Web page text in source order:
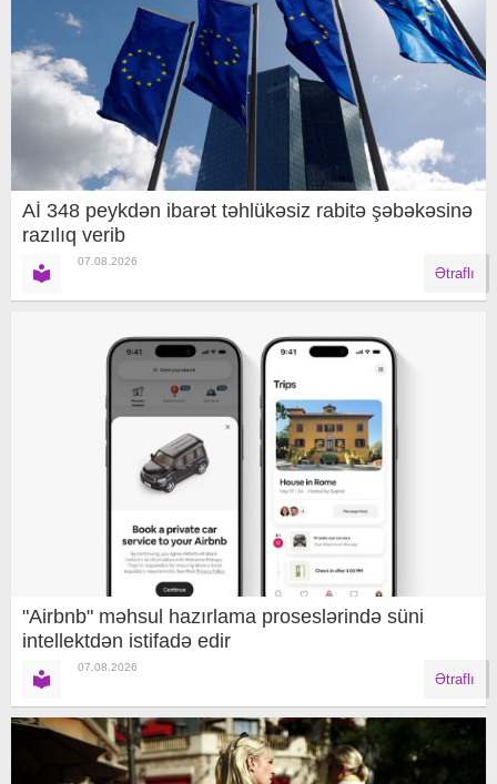
Aİ 348 peykdən ibarət təhlükəsiz rabitə şəbəkəsinə
razılıq verib
07.08.2026
Ətraflı
"Airbnb" məhsul hazırlama proseslərində süni
intellektdən istifadə edir
07.08.2026
Ətraflı